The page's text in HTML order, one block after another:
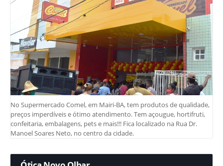
No Supermercado Comel, em Mairi-BA, tem produtos de qualidade,
preços imperdíveis e ótimo atendimento. Tem açougue, hortifruti,
confeitaria, embalagens, pets e mais!!! Fica localizado na Rua Dr.
Manoel Soares Neto, no centro da cidade.